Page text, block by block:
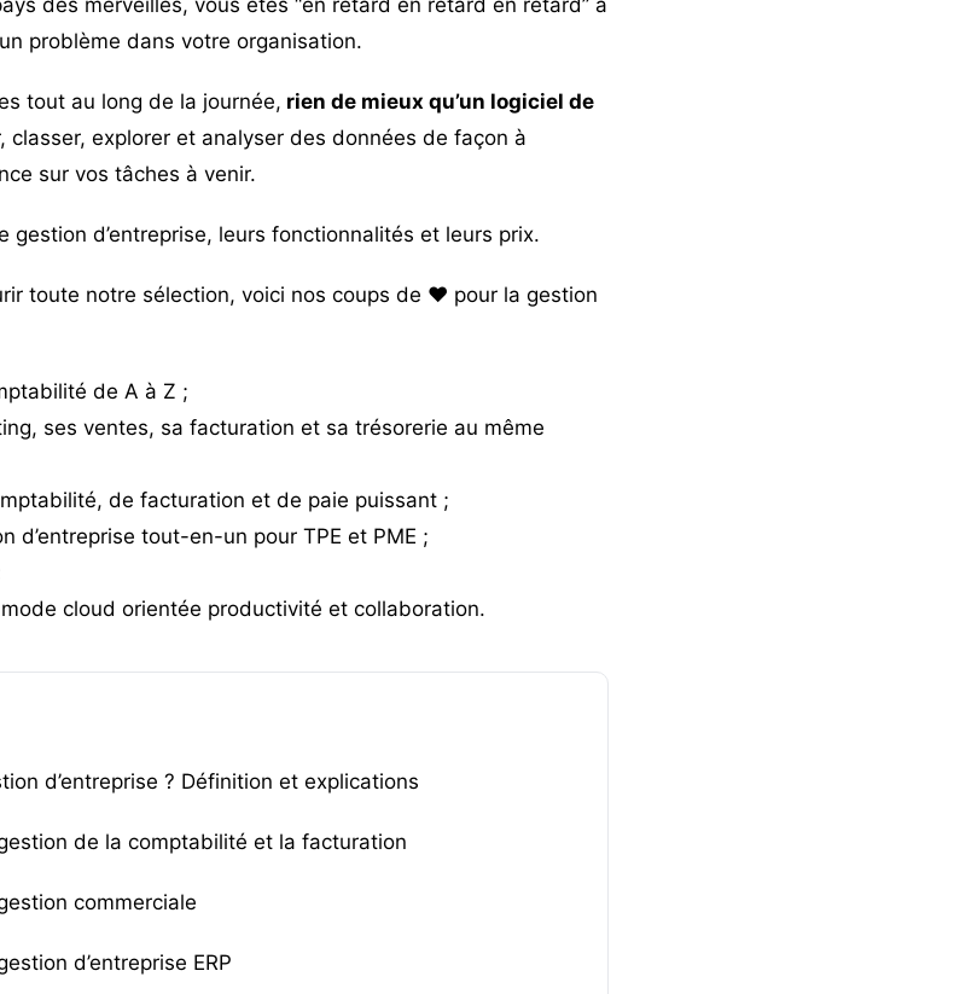
problème dans votre organisation.
tout au long de la journée, rien de mieux qu’un logiciel de
classer, explorer et analyser des données de façon à
sur vos tâches à venir.
gestion d’entreprise, leurs fonctionnalités et leurs prix.
toute notre sélection, voici nos coups de ❤️ pour la gestion
de A à Z ;
ses ventes, sa facturation et sa trésorerie au même
de facturation et de paie puissant ;
d’entreprise tout-en-un pour TPE et PME ;
cloud orientée productivité et collaboration.
d’entreprise ? Définition et explications
de la comptabilité et la facturation
commerciale
d’entreprise ERP